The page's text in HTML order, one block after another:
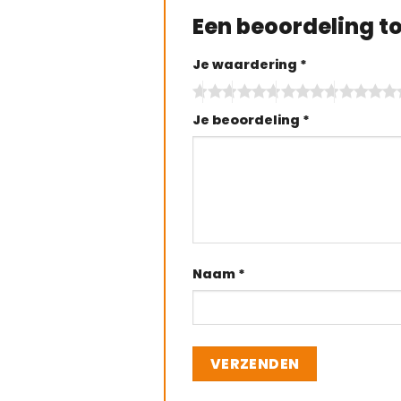
Een beoordeling
Je waardering *
Je beoordeling *
Naam *